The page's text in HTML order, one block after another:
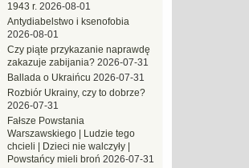
1943 r. 2026-08-01
Antydiabelstwo i ksenofobia
2026-08-01
Czy piąte przykazanie naprawdę
zakazuje zabijania? 2026-07-31
Ballada o Ukraińcu 2026-07-31
Rozbiór Ukrainy, czy to dobrze?
2026-07-31
Fałsze Powstania
Warszawskiego | Ludzie tego
chcieli | Dzieci nie walczyły |
Powstańcy mieli broń 2026-07-31